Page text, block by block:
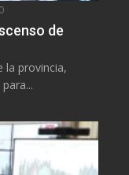
0
de
la provincia,